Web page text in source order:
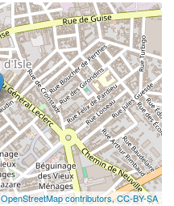
OpenStreetMap contributors,CC-BY-SA